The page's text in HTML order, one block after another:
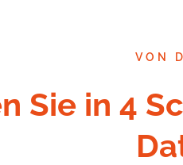
VON
Sie in 4